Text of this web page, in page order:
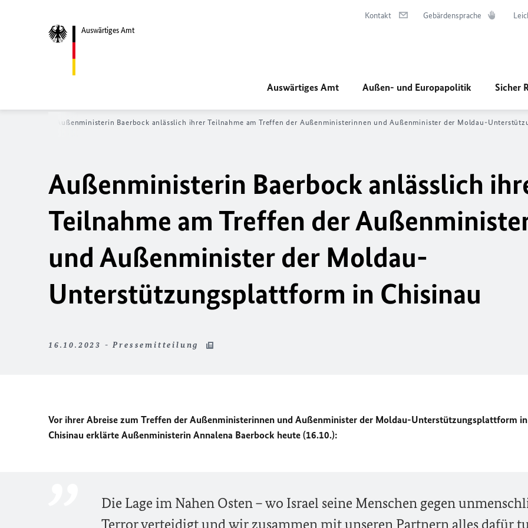
Auswärtiges Amt
Kontakt Gebärdensprache
Auswärtiges Amt Außen- und Europapolitik Sicher
Außenministerin Baerbock anlässlich ihrer Teilnahme am Treffen der Außenministerinnen und Außenminister der Moldau-
Außenministerin Baerbock anlässlich
Teilnahme am Treffen der
und Außenminister der Moldau-
Unterstützungsplattform in Chisinau
16.10.2023 - Pressemitteilung
Vor ihrer Abreise zum Treffen der Außenministerinnen und Außenminister der Moldau-Unterstützungsplattform in
Chisinau erklärte Außenministerin Annalena Baerbock heute (16.10.):
Die Lage im Nahen Osten – wo Israel seine Menschen gegen
Terror verteidigt und wir zusammen mit unseren Partnern alles dafür